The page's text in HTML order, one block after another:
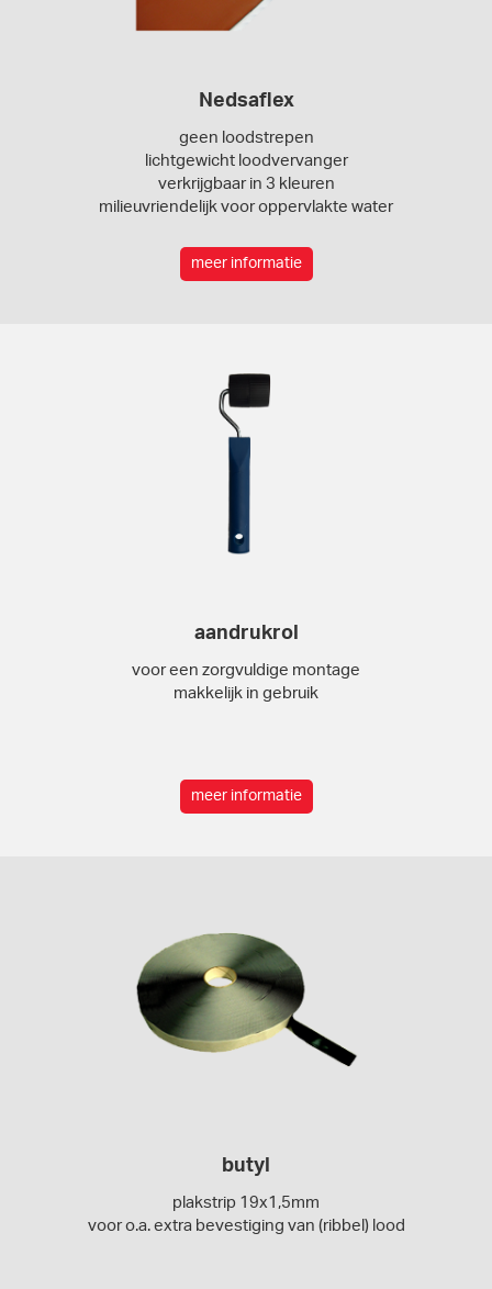
Nedsaflex
geen loodstrepen
lichtgewicht loodvervanger
verkrijgbaar in 3 kleuren
milieuvriendelijk voor oppervlakte water
meer informatie
aandrukrol
voor een zorgvuldige montage
makkelijk in gebruik
meer informatie
butyl
plakstrip 19x1,5mm
voor o.a. extra bevestiging van (ribbel) lood